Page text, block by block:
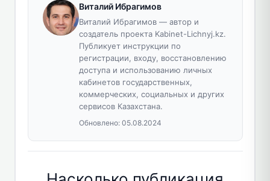
Виталий Ибрагимов
Виталий Ибрагимов — автор и
создатель проекта Kabinet-Lichnyj.kz.
Публикует инструкции по
регистрации, входу, восстановлению
доступа и использованию личных
кабинетов государственных,
коммерческих, социальных и других
сервисов Казахстана.
Обновлено: 05.08.2024